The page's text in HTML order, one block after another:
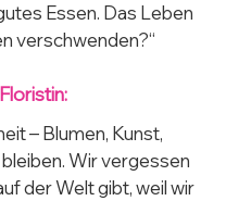
Essen. Das Leben
verschwenden?“
– Blumen, Kunst,
Wir vergessen
der Welt gibt, weil wir